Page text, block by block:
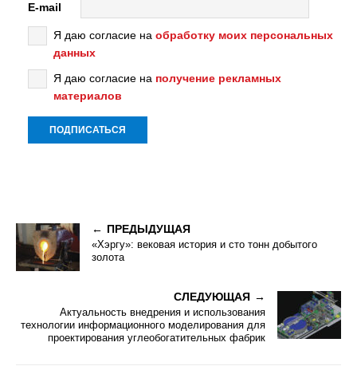
E-mail
Я даю согласие на обработку моих персональных
данных
Я даю согласие на получение рекламных
материалов
ПРЕДЫДУЩАЯ
«Хэргу»: вековая история и сто тонн добытого
золота
СЛЕДУЮЩАЯ
Актуальность внедрения и использования
технологии информационного моделирования для
проектирования углеобогатительных фабрик